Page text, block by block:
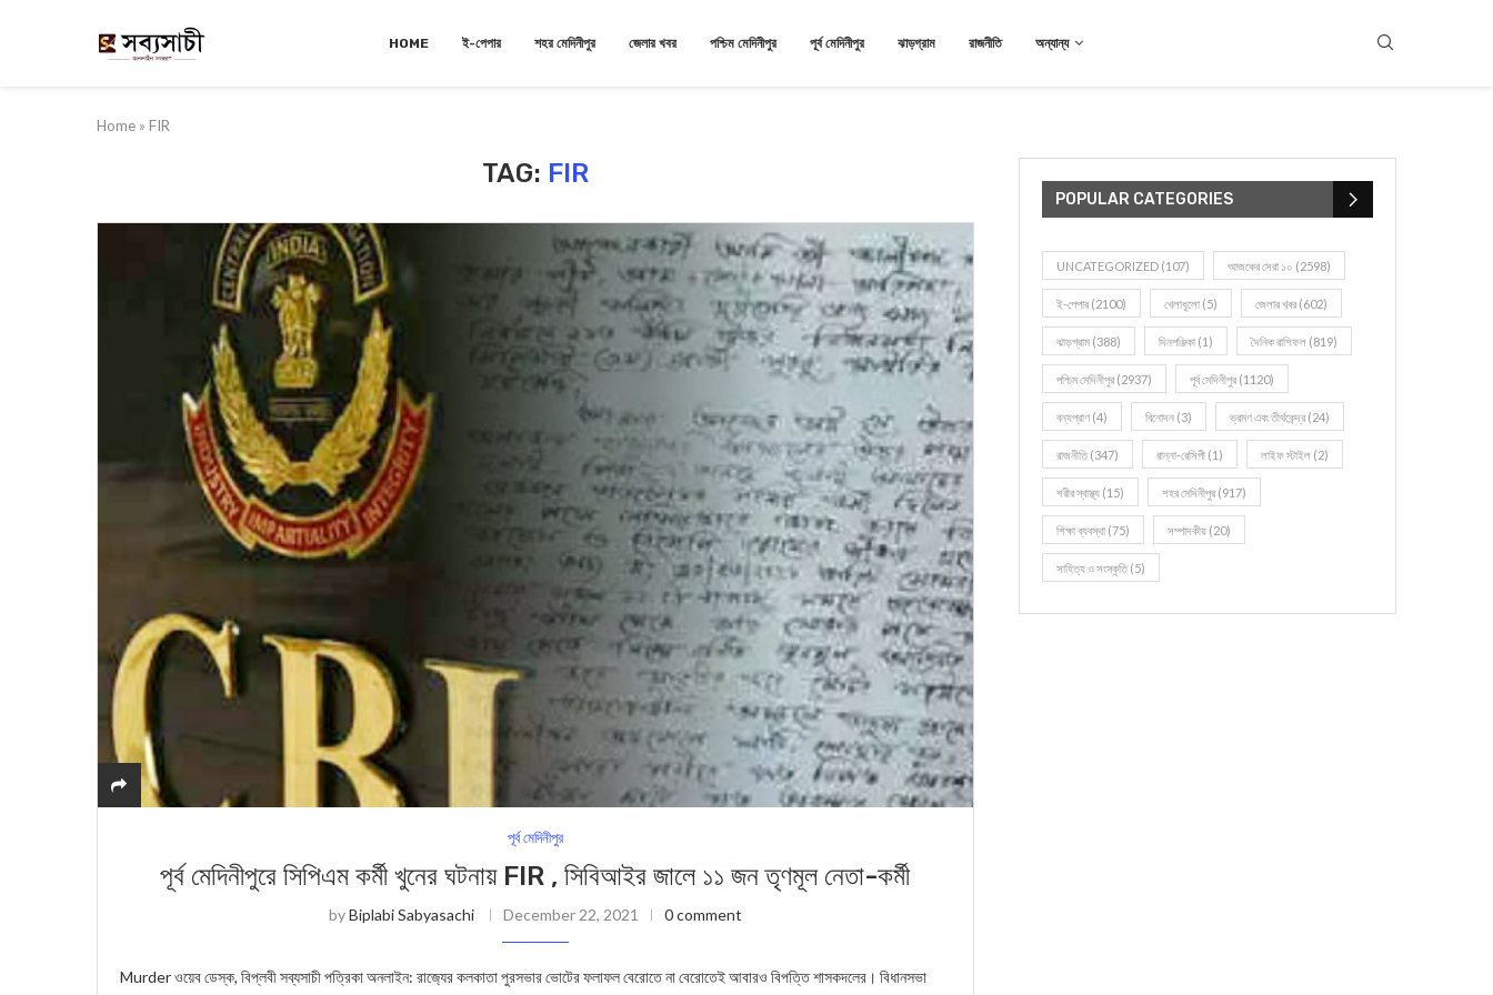
HOME ই-পেপার শহর মেদিনীপুর জেলার খবর পশ্চিম মেদিনীপুর পূর্ব মেদিনীপুর ঝাড়গ্রাম রাজনীতি অন্যান্য
Home » FIR
TAG: FIR
পূর্ব মেদিনীপুর
পূর্ব মেদিনীপুরে সিপিএম কর্মী খুনের ঘটনায় FIR , সিবিআইর জালে ১১ জন তৃণমূল নেতা-কর্মী
byBiplabi Sabyasachi December 22, 2021 0 comment
Murder ওয়েব ডেস্ক, বিপ্লবী সব্যসাচী পত্রিকা অনলাইন: রাজ‍্যের কলকাতা পুরসভার ভোটের ফলাফল বেরোতে না বেরোতেই আবারও বিপত্তি শাসকদলের। বিধানসভা
POPULAR CATEGORIES
UNCATEGORIZED (107) আজকের সেরা ১০ (2598)
ই-পেপার (2100) খেলাধূলো (5) জেলার খবর (602)
ঝাড়গ্রাম (388) দিনপঞ্জিকা (1) দৈনিক রাশিফল (819)
পশ্চিম মেদিনীপুর (2937) পূর্ব মেদিনীপুর (1120)
বন্যপ্রাণ (4) বিনোদন (3) ভ্রমণ এবং তীর্থকেন্দ্র (24)
রাজনীতি(347) রান্না-রেসিপী (1) লাইফ স্টাইল (2)
শরীর স্বাস্থ্য (15) শহর মেদিনীপুর (917)
শিক্ষা ব্যবস্থা (75) সম্পাদকীয় (20)
সাহিত্য ও সংস্কৃতি(5)